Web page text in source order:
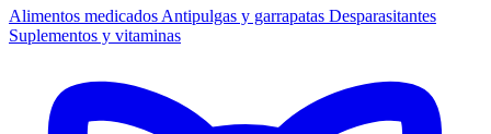
Alimentos medicados Antipulgas y garrapatas Desparasitantes
Suplementos y vitaminas